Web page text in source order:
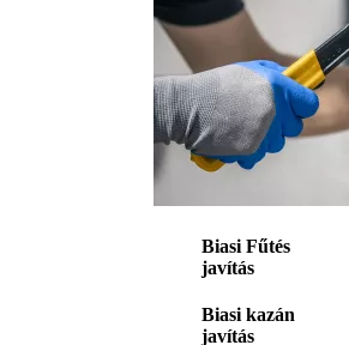
Biasi Fűtés
javítás
Biasi kazán
javítás